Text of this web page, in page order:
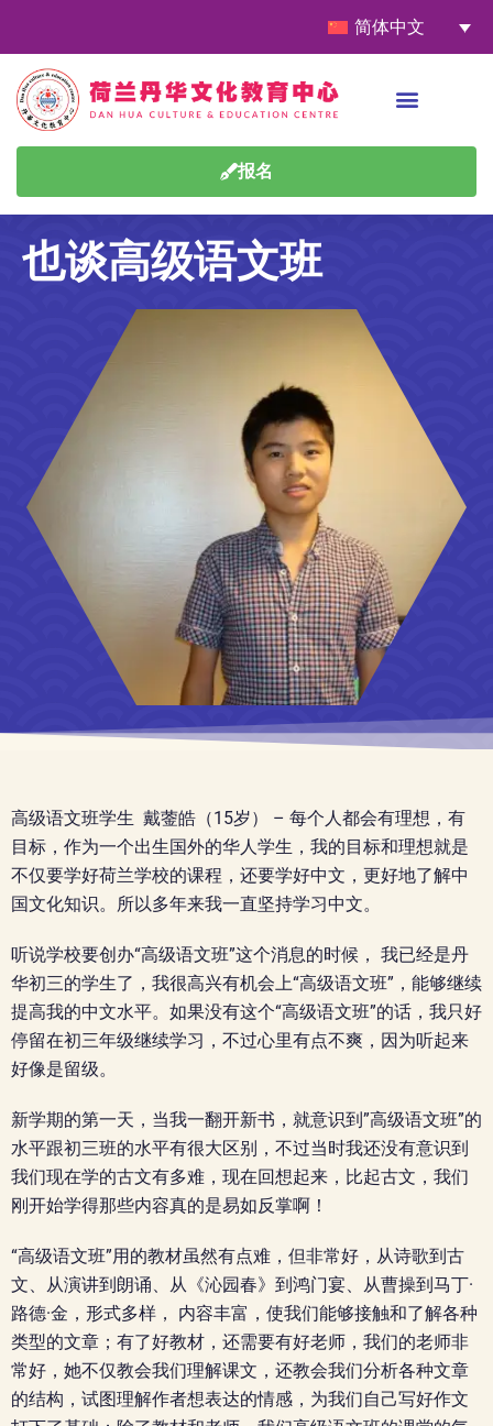
简体中文
报名
也谈高级语文班
高级语文班学生 戴蓥皓（15岁） – 每个人都会有理想，有
目标，作为一个出生国外的华人学生，我的目标和理想就是
不仅要学好荷兰学校的课程，还要学好中文，更好地了解中
国文化知识。 所以多年来我一直坚持学习中文。
听说学校要创办“高级语文班”这个消息的时候， 我已经是丹
华初三的学生了，我很高兴有机会上“高级语文班”，能够继续
提高我的中文水平。如果没有这个“高级语文班”的话，我只好
停留在初三年级继续学习，不过心里有点不爽，因为听起来
好像是留级。
新学期的第一天，当我一翻开新书，就意识到”高级语文班”的
水平跟初三班的水平有很大区别，不过当时我还没有意识到
我们现在学的古文有多难，现在回想起来，比起古文，我们
刚开始学得那些内容真的是易如反掌啊！
“高级语文班”用的教材虽然有点难，但非常好，从诗歌到古
文、从演讲到朗诵、从《沁园春》到鸿门宴、从曹操到马丁·
路德·金，形式多样， 内容丰富，使我们能够接触和了解各种
类型的文章；有了好教材，还需要有好老师，我们的老师非
常好，她不仅教会我们理解课文，还教会我们分析各种文章
的结构，试图理解作者想表达的情感，为我们自己写好作文